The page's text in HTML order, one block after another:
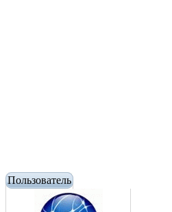
Пользователь